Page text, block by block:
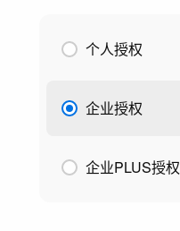
个人授权
企业授权
企业PLUS授权